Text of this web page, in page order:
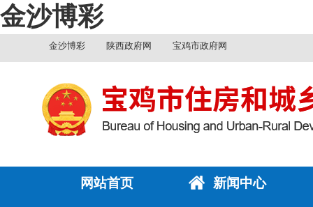
金沙博彩
金沙博彩 陕西政府网 宝鸡市政府网
网站首页 新闻中心